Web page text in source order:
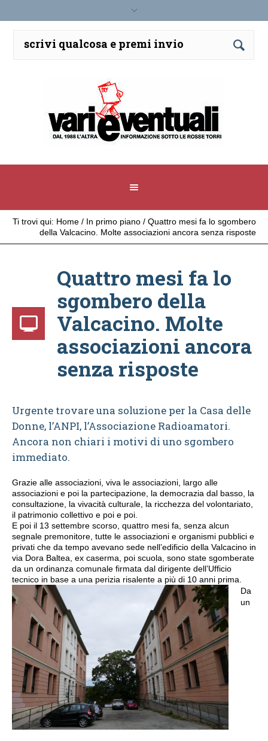
Ti trovi qui: Home / In primo piano / Quattro mesi fa lo sgombero
della Valcacino. Molte associazioni ancora senza risposte
Quattro mesi fa lo
sgombero della
Valcacino. Molte
associazioni ancora
senza risposte
Urgente trovare una soluzione per la Casa delle
Donne, l’ANPI, l’Associazione Radioamatori.
Ancora non chiari i motivi di uno sgombero
immediato.
Grazie alle associazioni, viva le associazioni, largo alle
associazioni e poi la partecipazione, la democrazia dal basso, la
consultazione, la vivacità culturale, la ricchezza del volontariato,
il patrimonio collettivo e poi e poi.
E poi il 13 settembre scorso, quattro mesi fa, senza alcun
segnale premonitore, tutte le associazioni e organismi pubblici e
privati che da tempo avevano sede nell’edificio della Valcacino in
via Dora Baltea, ex caserma, poi scuola, sono state sgomberate
da un ordinanza comunale firmata dal dirigente dell’Ufficio
tecnico in base a una perizia risalente a più di 10 anni prima.
Da
un